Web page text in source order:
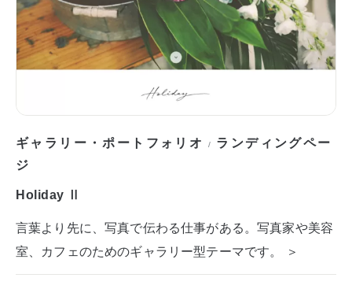
ギャラリー・ポートフォリオ / ランディングペー
ジ
Holiday Ⅱ
言葉より先に、写真で伝わる仕事がある。写真家や美容
室、カフェのためのギャラリー型テーマです。 ＞